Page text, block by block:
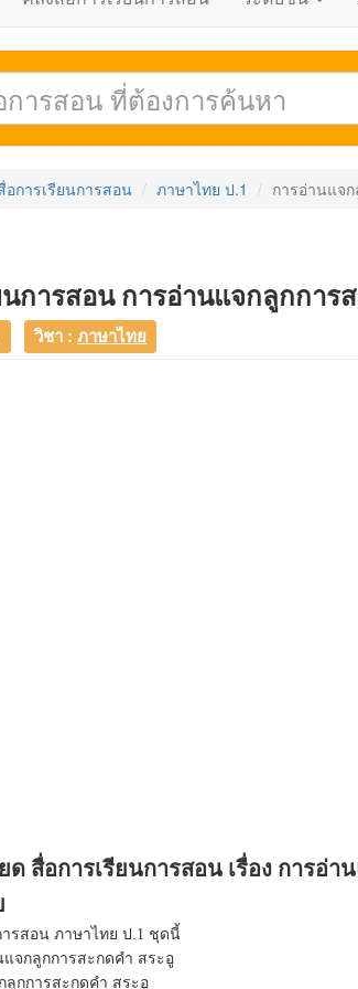
อการเรียนการสอน ภาษาไทย ป.1 การอ่านแจ
นการสอน การอ่านแจกลูกการ
วิชา : ภาษาไทย
ด สื่อการเรียนการสอน เรื่อง การอ่
ารสอน ภาษาไทย ป.1 ชุดนี้
แจกลูกการสะกดคำ สระอู
ลูกการสะกดคำ สระอู